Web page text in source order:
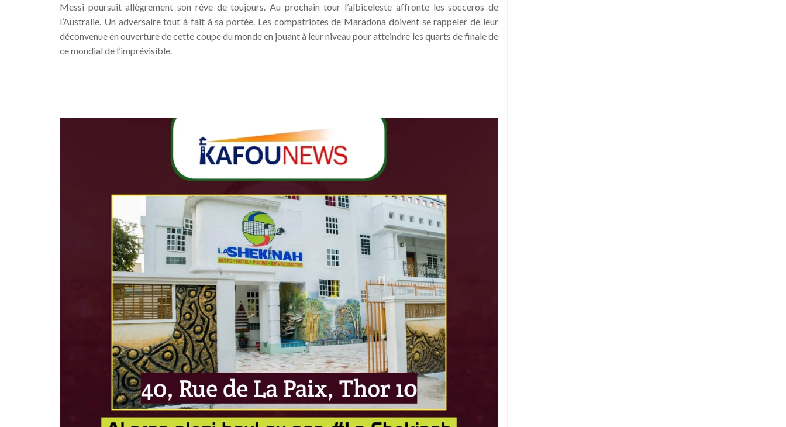
Messi poursuit allègrement son rêve de toujours. Au prochain tour l’albiceleste affronte les socceros de
l’Australie. Un adversaire tout à fait à sa portée. Les compatriotes de Maradona doivent se rappeler de leur
déconvenue en ouverture de cette coupe du monde en jouant à leur niveau pour atteindre les quarts de finale de
ce mondial de l’imprévisible.